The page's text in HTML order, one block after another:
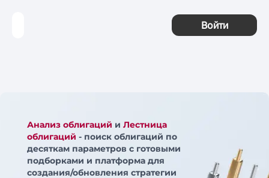
Войти
Анализ облигаций и Лестница
облигаций - поиск облигаций по
десяткам параметров с готовыми
подборками и платформа для
создания/обновления стратегии